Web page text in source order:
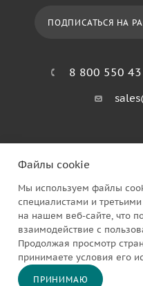
ПОДПИСАТЬСЯ НА
8 800 550
2026 ©
Файлы cookie
Мы используем файлы
специалистами и
на нашем веб-сайте, что
взаимодействие с
Продолжая просмотр
принимаете условия его
ПРИНИМАЮ